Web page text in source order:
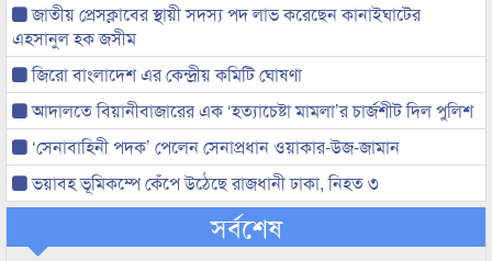
জাতীয় প্রেসক্লাবের স্থায়ী সদস্য পদ লাভ করেছেন কানাইঘাটের
এহসানুল হক জসীম
জিরো বাংলাদেশ এর কেন্দ্রীয় কমিটি ঘোষণা
আদালতে বিয়ানীবাজারের এক ‘হত্যাচেষ্টা মামলা’র চার্জশীট দিল পুলিশ
‘সেনাবাহিনী পদক’ পেলেন সেনাপ্রধান ওয়াকার-উজ-জামান
ভয়াবহ ভূমিকম্পে কেঁপে উঠেছে রাজধানী ঢাকা, নিহত ৩
সর্বশেষ